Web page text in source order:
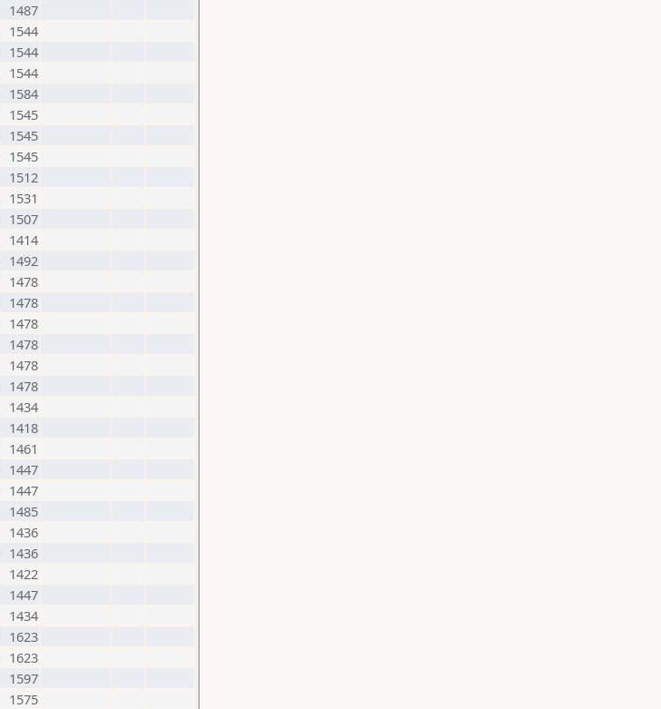
1487
1544
1544
1544
1584
1545
1545
1545
1512
1531
1507
1414
1492
1478
1478
1478
1478
1478
1478
1434
1418
1461
1447
1447
1485
1436
1436
1422
1447
1434
1623
1623
1597
1575